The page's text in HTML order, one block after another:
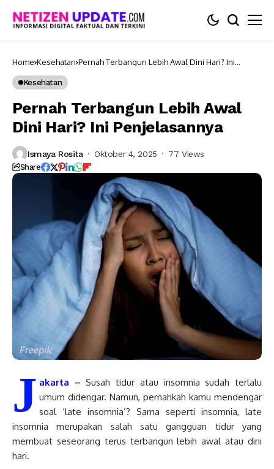
Home Kesehatan Pernah Terbangun Lebih Awal Dini Hari? Ini
Kesehatan
Pernah Terbangun Lebih Awal
Dini Hari? Ini Penjelasannya
Ismaya Rosita Oktober 4, 2025 77 Views
Share
J akarta – Susah tidur atau insomnia sudah terlalu
umum didengar. Namun, pernahkah kamu mendengar
soal ‘late insomnia’? Sama seperti insomnia, late
insomnia merupakan salah satu gangguan tidur yang
membuat seseorang terus terbangun lebih awal atau dini
hari.